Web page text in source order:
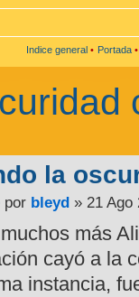
Indice general • Portada
la
por bleyd » 21 Ago
más
cayó a la
instancia,